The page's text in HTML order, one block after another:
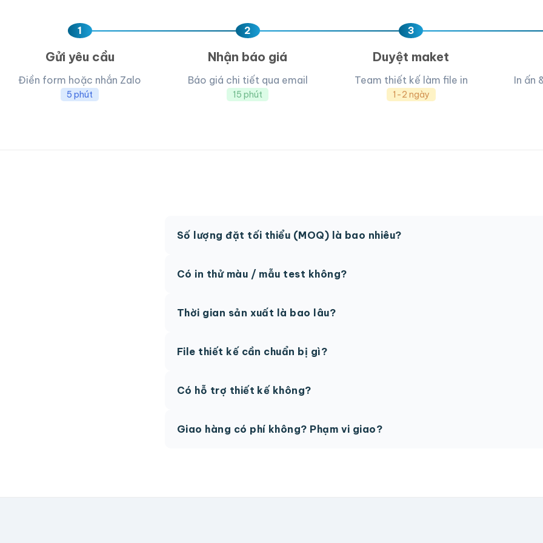
1
Gửi yêu cầu
Điền form hoặc nhắn Zalo
5 phút
2
Nhận báo giá
Báo giá chi tiết qua email
15 phút
3
Duyệt maket
Team thiết kế làm file in
1-2 ngày
In ấn
Số lượng đặt tối thiểu (MOQ) là bao nhiêu?
Có in thử màu / mẫu test không?
thức.
Thời gian sản xuất là bao lâu?
hệ để được tư vấn.
File thiết kế cần chuẩn bị gì?
phí.
Có hỗ trợ thiết kế không?
Giao hàng có phí không? Phạm vi giao?